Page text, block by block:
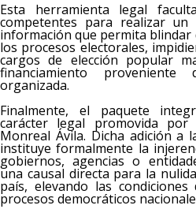
Esta herramienta legal
competentes para realizar un
información que permita blindar
los procesos electorales,
cargos de elección popular
financiamiento proveniente
organizada.
Finalmente, el paquete
carácter legal promovida por
Monreal Ávila. Dicha adición a
instituye formalmente la
gobiernos, agencias o
una causal directa para la
país, elevando las
procesos democráticos